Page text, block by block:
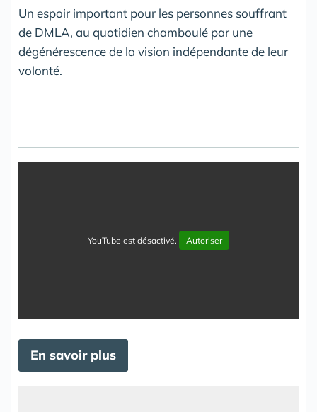
Un espoir important pour les personnes souffrant
de DMLA, au quotidien chamboulé par une
dégénérescence de la vision indépendante de leur
volonté.
YouTube est désactivé. Autoriser
En savoir plus